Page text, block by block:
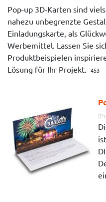
Pop-up 3D-Karten sind
nahezu unbegrenzte
Einladungskarte, als
Werbemittel. Lassen Sie
Produktbeispielen
Lösung für Ihr Projekt.
453